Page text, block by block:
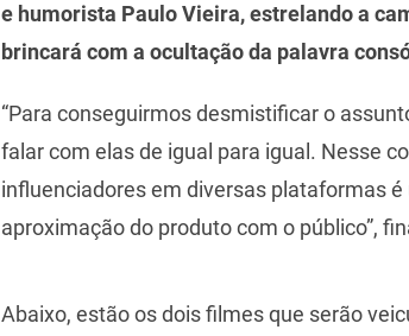
e humorista Paulo Vieira, estrelando a
brincará com a ocultação da palavra
“Para conseguirmos desmistificar o
falar com elas de igual para igual. Nesse
influenciadores em diversas plataformas
aproximação do produto com o público”,
Abaixo, estão os dois filmes que serão